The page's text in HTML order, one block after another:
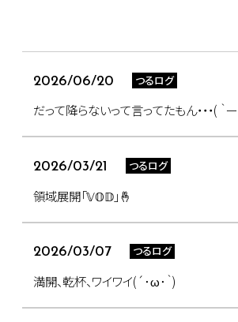
2026/06/20 つるログ
だって降らないって言ってたもん・・・( ｀
2026/03/21 つるログ
領域展開「𝕍𝕆𝔻」🤞
2026/03/07 つるログ
満開、乾杯、ワイワイ(´･ω･｀)